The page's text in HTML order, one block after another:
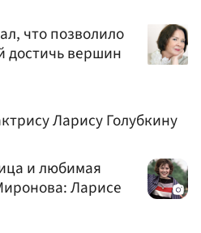
что позволило
достичь вершин
Ларису Голубкину
и любимая
Ларисе